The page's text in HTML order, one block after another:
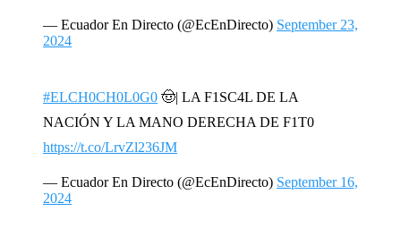
— Ecuador En Directo (@EcEnDirecto) September 23,
2024
#ELCH0CH0L0G0 🤠| LA F1SC4L DE LA
NACIÓN Y LA MANO DERECHA DE F1T0
https://t.co/LrvZl236JM
— Ecuador En Directo (@EcEnDirecto) September 16,
2024